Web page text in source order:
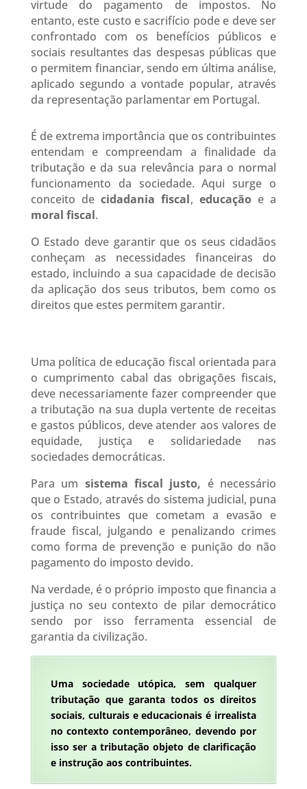
virtude do pagamento de impostos. No
entanto, este custo e sacrifício pode e deve ser
confrontado com os benefícios públicos e
sociais resultantes das despesas públicas que
o permitem financiar, sendo em última análise,
aplicado segundo a vontade popular, através
da representação parlamentar em Portugal.
É de extrema importância que os contribuintes
entendam e compreendam a finalidade da
tributação e da sua relevância para o normal
funcionamento da sociedade. Aqui surge o
conceito decidadania fiscal, educaçãoe a
moral fiscal.
O Estado deve garantir que os seus cidadãos
conheçam as necessidades financeiras do
estado, incluindo a sua capacidade de decisão
da aplicação dos seus tributos, bem como os
direitos que estes permitem garantir.
Uma política de educação fiscal orientada para
o cumprimento cabal das obrigações fiscais,
deve necessariamente fazer compreender que
a tributação na sua dupla vertente de receitas
e gastos públicos, deve atender aos valores de
equidade, justiça e solidariedade nas
sociedades democráticas.
Para um sistema fiscal justo, é necessário
que o Estado, através do sistema judicial, puna
os contribuintes que cometam a evasão e
fraude fiscal, julgando e penalizando crimes
como forma de prevenção e punição do não
pagamento do imposto devido.
Na verdade, é o próprio imposto que financia a
justiça no seu contexto de pilar democrático
sendo por isso ferramenta essencial de
garantia da civilização.
Uma sociedade utópica, sem qualquer
tributação que garanta todos os direitos
sociais, culturais e educacionais é irrealista
no contexto contemporâneo, devendo por
isso ser a tributação objeto de clarificação
e instrução aos contribuintes.